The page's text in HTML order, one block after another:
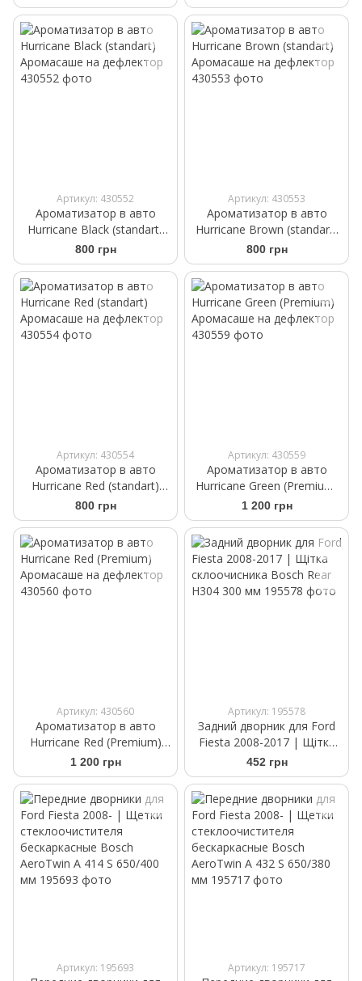
бескаркасные Bosch
3397014404
Артикул: 430552
Ароматизатор в авто
Hurricane Black (standart)
Аромасаше на дефлектор
800 грн
Артикул: 430553
Ароматизатор в авто
Hurricane Brown (standart)
Аромасаше на дефлектор
800 грн
Артикул: 430554
Ароматизатор в авто
Hurricane Red (standart)
Аромасаше на дефлектор
800 грн
Артикул: 430559
Ароматизатор в авто
Hurricane Green (Premium)
Аромасаше на дефлектор
1 200 грн
Артикул: 430560
Ароматизатор в авто
Hurricane Red (Premium)
Аромасаше на дефлектор
1 200 грн
Артикул: 195578
Задний дворник для Ford
Fiesta 2008-2017 | Щітка
склоочисника Bosch Rear
H304 300 мм
452 грн
Артикул: 195693 Артикул: 195717